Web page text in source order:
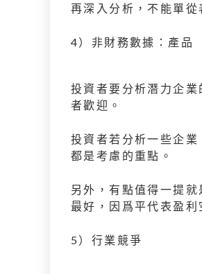
再深入分析，不能單從
4）非財務數據：產品
投資者要分析潛力企
者歡迎。
投資者若分析一些企
都是考慮的重點。
另外，有點值得一提
最好，因爲平代表盈
5）行業競爭